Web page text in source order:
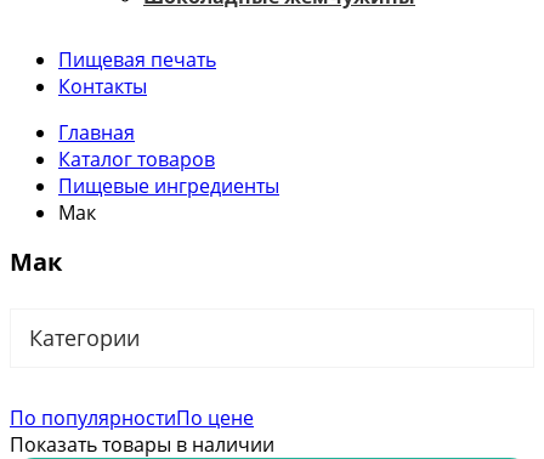
Пищевая печать
Контакты
Главная
Каталог товаров
Пищевые ингредиенты
Мак
Мак
Категории
По популярностиПо цене
Показать товары в наличии